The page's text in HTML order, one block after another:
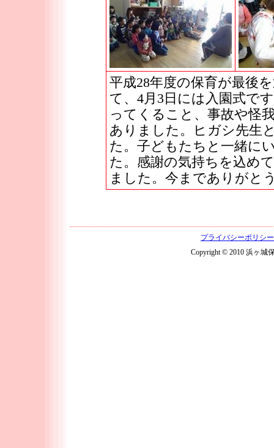
平成28年度の保育が最後
て、4月3日には入園式で
ってくること、事故や怪
ありました。ヒガシ先生
た。子どもたちと一緒に
た。感謝の気持ちを込め
ました。今までありがと
プライバシーポリシー
Copyright © 2010 浜ヶ城